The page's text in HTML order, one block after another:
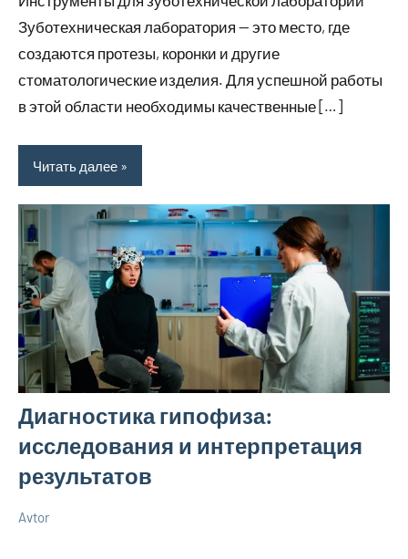
2026
Зуботехническая лаборатория — это место, где
создаются протезы, коронки и другие
стоматологические изделия. Для успешной работы
в этой области необходимы качественные […]
Читать далее
Диагностика гипофиза:
исследования и интерпретация
результатов
Avtor